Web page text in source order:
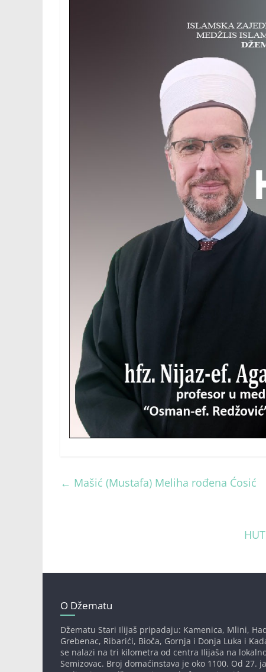
← Mašić (Mustafa) Meliha rođena Ćosić
O Džematu
Džematu Stari Ilijaš pripadaju: Kamenica, Mlini,
Grebenac, Ribarići, Bioča, Gornja i Donja Luka i
se nalazi na tri kilometra od centra Ilijaša na
Semizovac. Broj domaćinstava je oko 1100. Od 27.